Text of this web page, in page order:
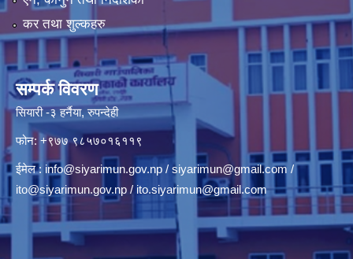
कर तथा शुल्कहरु
सम्पर्क विवरण
सियारी -३ हर्नैया, रुपन्देही
फोन: +९७७ ९८५७०१६११९
ईमेल : info@siyarimun.gov.np / siyarimun@gmail.com /
ito@siyarimun.gov.np / ito.siyarimun@gmail.com